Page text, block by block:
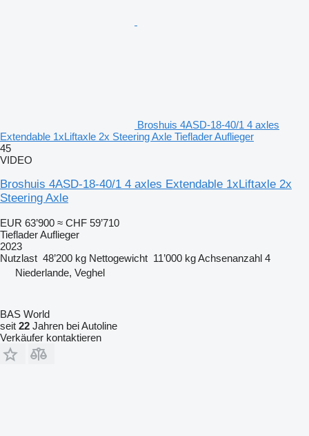
Broshuis 4ASD-18-40/1 4 axles
Extendable 1xLiftaxle 2x Steering Axle Tieflader Auflieger
45
VIDEO
Broshuis 4ASD-18-40/1 4 axles Extendable 1xLiftaxle 2x
Steering Axle
EUR 63’900 ≈ CHF 59’710
Tieflader Auflieger
2023
Nutzlast 48’200 kg Nettogewicht 11’000 kgAchsenanzahl 4
Niederlande, Veghel
BAS World
seit 22 Jahren bei Autoline
Verkäufer kontaktieren